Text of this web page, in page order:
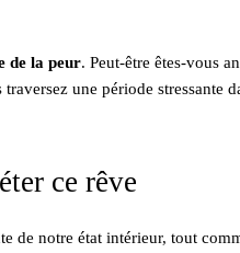
de la peur. Peut-être êtes-vous
une période stressante
ce rêve
de notre état intérieur, tout